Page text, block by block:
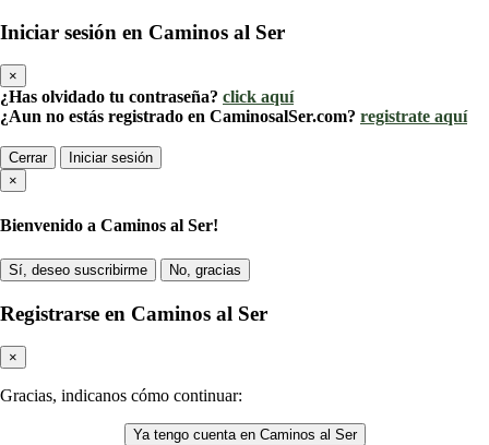
Iniciar sesión en Caminos al Ser
×
¿Has olvidado tu contraseña? click aquí
¿Aun no estás registrado en CaminosalSer.com? registrate aquí
Cerrar
Iniciar sesión
×
Bienvenido a Caminos al Ser!
Sí, deseo suscribirme No, gracias
Registrarse en Caminos al Ser
×
Gracias, indicanos cómo continuar:
Ya tengo cuenta en Caminos al Ser